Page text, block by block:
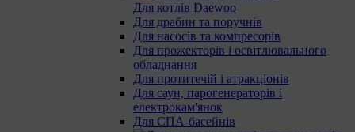
Для котлів Daewoo
Для драбин та поручнів
Для насосів та компресорів
Для прожекторів і освітлювального
обладнання
Для протитечій і атракціонів
Для саун, парогенераторів і
електрокам'янок
Для СПА-басейнів